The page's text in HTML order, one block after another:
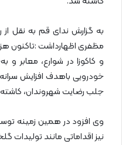
به گزارش ندای قم به نقل
مظفری اظهارداشت :تاکنون
و کاکوزا در شوارع،
خودرویی باهدف افزایش
جلب رضایت شهروندان،
وی افزود در همین زمینه
نیز اقداماتی مانند